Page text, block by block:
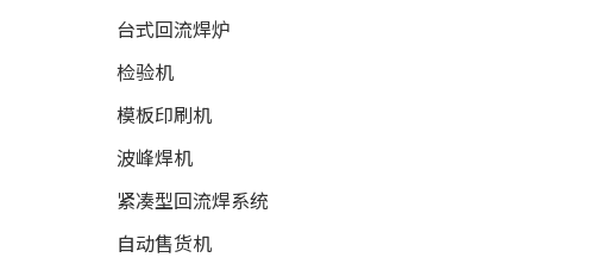
台式回流焊炉
检验机
模板印刷机
波峰焊机
紧凑型回流焊系统
自动售货机